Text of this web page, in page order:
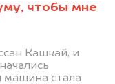
чтобы мне
Кашкай, и
стала